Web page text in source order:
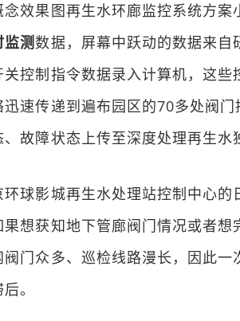
效果图再生水环廊监控系统方
测 数据，屏幕中跃动的数据来
控制指令数据录入计算机，这
迅速传递到遍布园区的70多处阀
故障状态上传至深度处理再生水
球影城再生水处理站控制中心
果想获知地下管廊阀门情况或者
门众多、巡检线路漫长，因此
。